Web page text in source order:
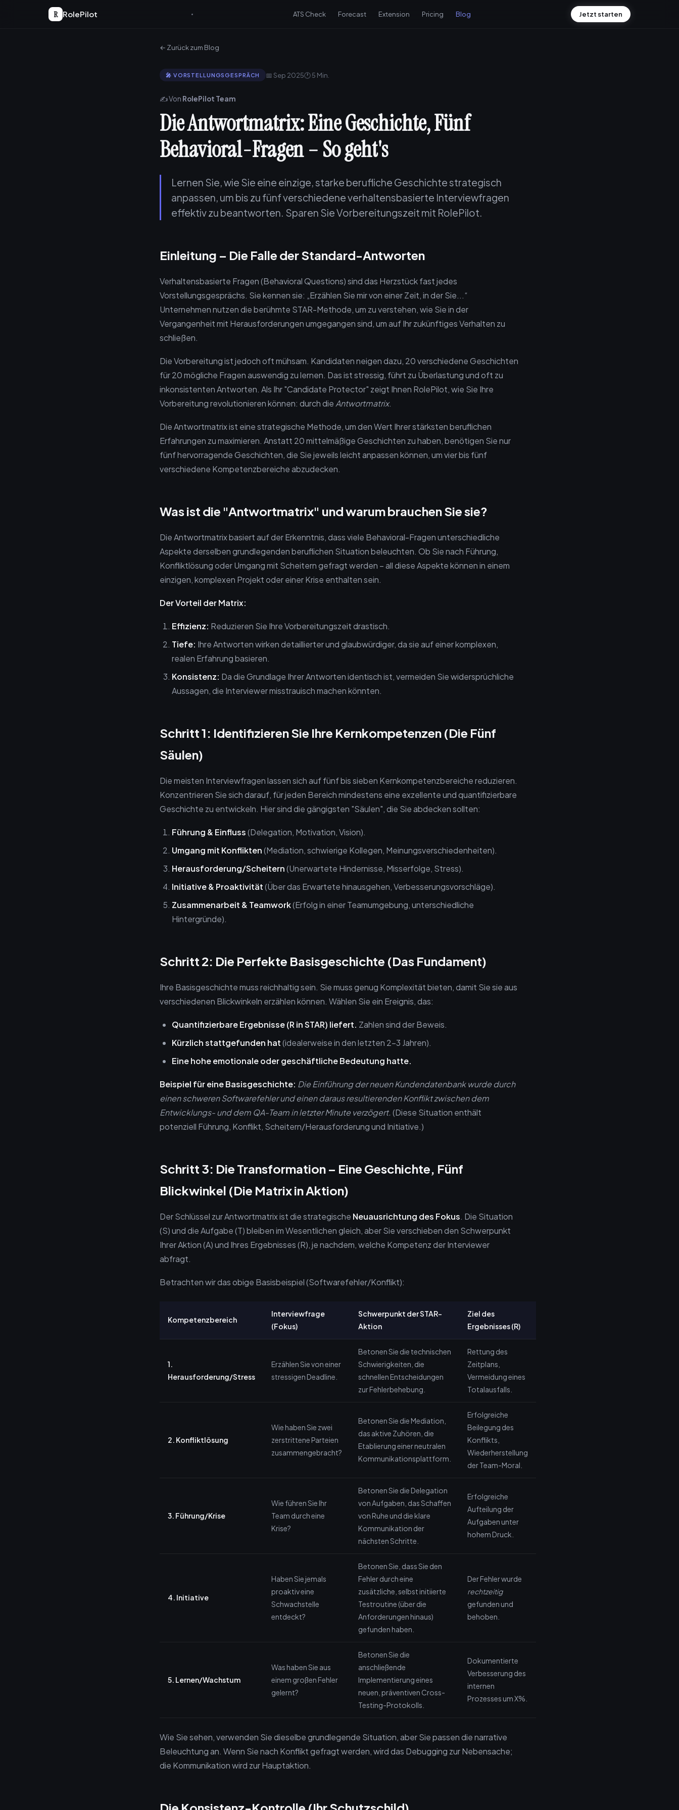
R RolePilot ATS Check Forecast Extension Pricing Blog Jetzt starten
← Zurück zum Blog
🎤 VORSTELLUNGSGESPRÄCH 📅 Sep 2025🕐 5 Min.
✍️ Von RolePilot Team
Die Antwortmatrix: Eine Geschichte, Fünf
Behavioral-Fragen – So geht's
Lernen Sie, wie Sie eine einzige, starke berufliche Geschichte strategisch
anpassen, um bis zu fünf verschiedene verhaltensbasierte Interviewfragen
effektiv zu beantworten. Sparen Sie Vorbereitungszeit mit RolePilot.
Einleitung – Die Falle der Standard-Antworten
Verhaltensbasierte Fragen (Behavioral Questions) sind das Herzstück fast jedes
Vorstellungsgesprächs. Sie kennen sie: „Erzählen Sie mir von einer Zeit, in der Sie...“
Unternehmen nutzen die berühmte STAR-Methode, um zu verstehen, wie Sie in der
Vergangenheit mit Herausforderungen umgegangen sind, um auf Ihr zukünftiges Verhalten zu
schließen.
Die Vorbereitung ist jedoch oft mühsam. Kandidaten neigen dazu, 20 verschiedene Geschichten
für 20 mögliche Fragen auswendig zu lernen. Das ist stressig, führt zu Überlastung und oft zu
inkonsistenten Antworten. Als Ihr "Candidate Protector" zeigt Ihnen RolePilot, wie Sie Ihre
Vorbereitung revolutionieren können: durch die Antwortmatrix.
Die Antwortmatrix ist eine strategische Methode, um den Wert Ihrer stärksten beruflichen
Erfahrungen zu maximieren. Anstatt 20 mittelmäßige Geschichten zu haben, benötigen Sie nur
fünf hervorragende Geschichten, die Sie jeweils leicht anpassen können, um vier bis fünf
verschiedene Kompetenzbereiche abzudecken.
Was ist die "Antwortmatrix" und warum brauchen Sie sie?
Die Antwortmatrix basiert auf der Erkenntnis, dass viele Behavioral-Fragen unterschiedliche
Aspekte derselben grundlegenden beruflichen Situation beleuchten. Ob Sie nach Führung,
Konfliktlösung oder Umgang mit Scheitern gefragt werden – all diese Aspekte können in einem
einzigen, komplexen Projekt oder einer Krise enthalten sein.
Der Vorteil der Matrix:
Effizienz: Reduzieren Sie Ihre Vorbereitungszeit drastisch.
Tiefe: Ihre Antworten wirken detaillierter und glaubwürdiger, da sie auf einer komplexen,
realen Erfahrung basieren.
Konsistenz: Da die Grundlage Ihrer Antworten identisch ist, vermeiden Sie widersprüchliche
Aussagen, die Interviewer misstrauisch machen könnten.
Schritt 1: Identifizieren Sie Ihre Kernkompetenzen (Die Fünf
Säulen)
Die meisten Interviewfragen lassen sich auf fünf bis sieben Kernkompetenzbereiche reduzieren.
Konzentrieren Sie sich darauf, für jeden Bereich mindestens eine exzellente und quantifizierbare
Geschichte zu entwickeln. Hier sind die gängigsten "Säulen", die Sie abdecken sollten:
Führung & Einfluss(Delegation, Motivation, Vision).
Umgang mit Konflikten(Mediation, schwierige Kollegen, Meinungsverschiedenheiten).
Herausforderung/Scheitern(Unerwartete Hindernisse, Misserfolge, Stress).
Initiative & Proaktivität(Über das Erwartete hinausgehen, Verbesserungsvorschläge).
Zusammenarbeit & Teamwork(Erfolg in einer Teamumgebung, unterschiedliche
Hintergründe).
Schritt 2: Die Perfekte Basisgeschichte (Das Fundament)
Ihre Basisgeschichte muss reichhaltig sein. Sie muss genug Komplexität bieten, damit Sie sie aus
verschiedenen Blickwinkeln erzählen können. Wählen Sie ein Ereignis, das:
Quantifizierbare Ergebnisse (R in STAR) liefert. Zahlen sind der Beweis.
Kürzlich stattgefunden hat(idealerweise in den letzten 2–3 Jahren).
Eine hohe emotionale oder geschäftliche Bedeutung hatte.
Beispiel für eine Basisgeschichte: Die Einführung der neuen Kundendatenbank wurde durch
einen schweren Softwarefehler und einen daraus resultierenden Konflikt zwischen dem
Entwicklungs- und dem QA-Team in letzter Minute verzögert.(Diese Situation enthält
potenziell Führung, Konflikt, Scheitern/Herausforderung und Initiative.)
Schritt 3: Die Transformation – Eine Geschichte, Fünf
Blickwinkel (Die Matrix in Aktion)
Der Schlüssel zur Antwortmatrix ist die strategische Neuausrichtung des Fokus. Die Situation
(S) und die Aufgabe (T) bleiben im Wesentlichen gleich, aber Sie verschieben den Schwerpunkt
Ihrer Aktion (A) und Ihres Ergebnisses (R), je nachdem, welche Kompetenz der Interviewer
abfragt.
Betrachten wir das obige Basisbeispiel (Softwarefehler/Konflikt):
Kompetenzbereich
Interviewfrage
(Fokus)
Schwerpunkt der STAR-
Aktion
Ziel des
Ergebnisses (R)
1.
Herausforderung/Stress
Erzählen Sie von einer
stressigen Deadline.
Betonen Sie die technischen
Schwierigkeiten, die
schnellen Entscheidungen
zur Fehlerbehebung.
Rettung des
Zeitplans,
Vermeidung eines
Totalausfalls.
2. Konfliktlösung
Wie haben Sie zwei
zerstrittene Parteien
zusammengebracht?
Betonen Sie die Mediation,
das aktive Zuhören, die
Etablierung einer neutralen
Kommunikationsplattform.
Erfolgreiche
Beilegung des
Konflikts,
Wiederherstellung
der Team-Moral.
3. Führung/Krise
Wie führen Sie Ihr
Team durch eine
Krise?
Betonen Sie die Delegation
von Aufgaben, das Schaffen
von Ruhe und die klare
Kommunikation der
nächsten Schritte.
Erfolgreiche
Aufteilung der
Aufgaben unter
hohem Druck.
4. Initiative
Haben Sie jemals
proaktiv eine
Schwachstelle
entdeckt?
Betonen Sie, dass Sie den
Fehler durch eine
zusätzliche, selbst initiierte
Testroutine (über die
Anforderungen hinaus)
gefunden haben.
Der Fehler wurde
rechtzeitig
gefunden und
behoben.
5. Lernen/Wachstum
Was haben Sie aus
einem großen Fehler
gelernt?
Betonen Sie die
anschließende
Implementierung eines
neuen, präventiven Cross-
Testing-Protokolls.
Dokumentierte
Verbesserung des
internen
Prozesses um X%.
Wie Sie sehen, verwenden Sie dieselbe grundlegende Situation, aber Sie passen die narrative
Beleuchtung an. Wenn Sie nach Konflikt gefragt werden, wird das Debugging zur Nebensache;
die Kommunikation wird zur Hauptaktion.